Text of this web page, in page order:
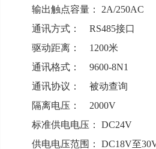
输出触点容量： 2A/250AC
通讯方式： RS485接口
驱动距离： 1200米
通讯格式： 9600-8N1
通讯协议： 被动查询
隔离电压： 2000V
标准供电电压： DC24V
供电电压范围： DC18V至